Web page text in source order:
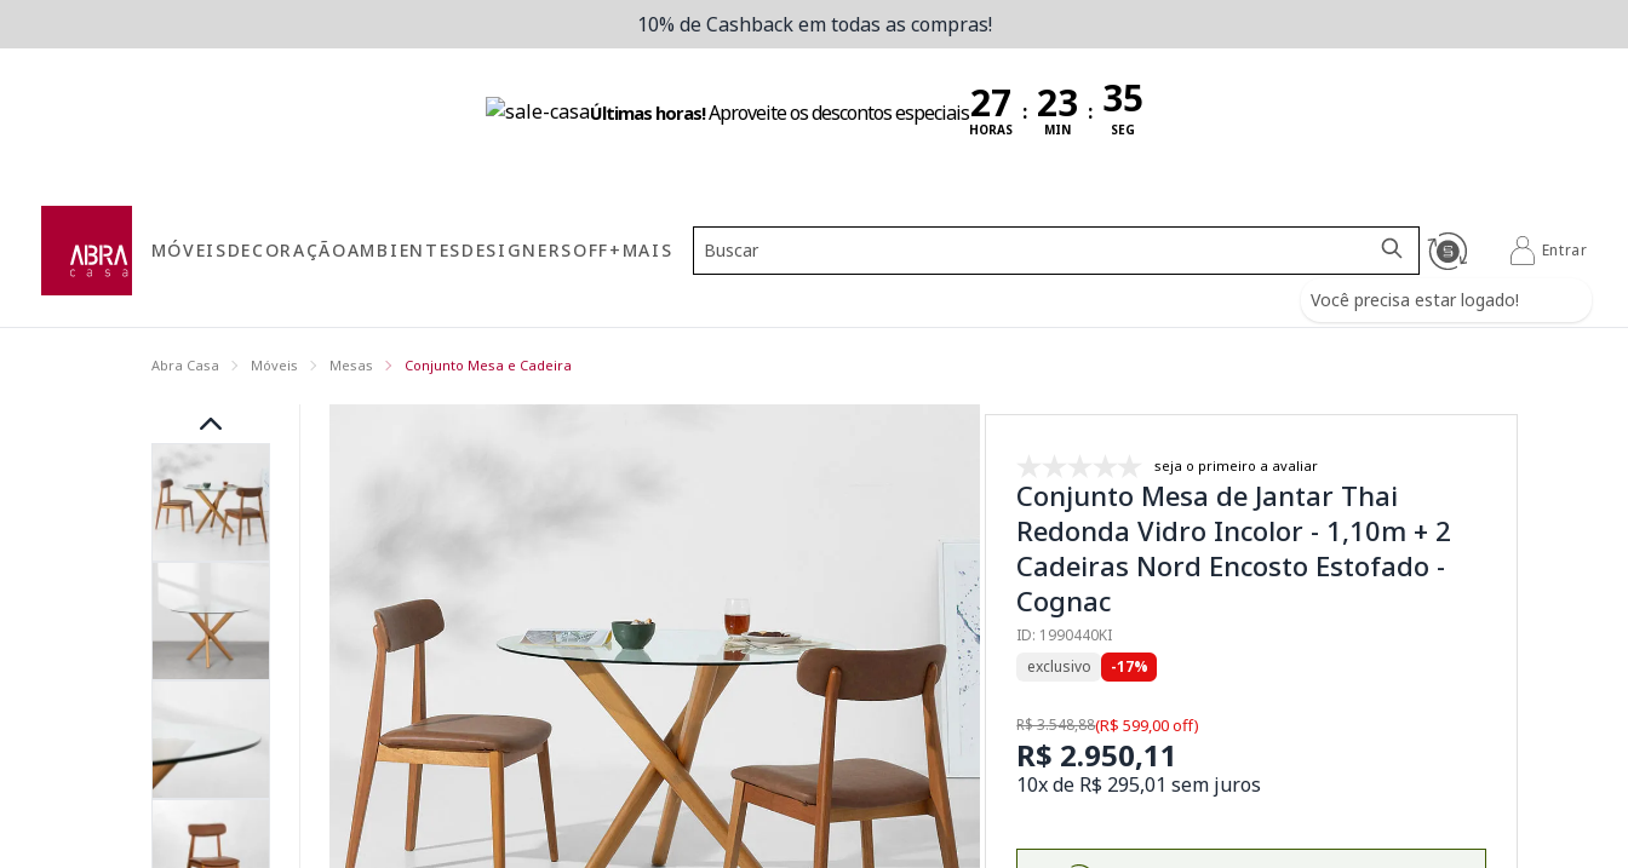
10% de Cashback em todas as compras!
Últimas horas!Aproveite os descontos especiais
HORAS
:
MIN
:
SEG
MÓVEISDECORAÇÃOAMBIENTESDESIGNERSOFF+MAIS
Você precisa estar logado!
Entrar
Abra Casa Móveis Mesas Conjunto Mesa e Cadeira
seja o primeiro a avaliar
Conjunto Mesa de Jantar Thai
Redonda Vidro Incolor - 1,10m + 2
Cadeiras Nord Encosto Estofado -
Cognac
ID: 1990440KI
exclusivo
-17%
R$ 3.548,88(R$ 599,00 off)
R$ 2.950,11
10x de R$ 295,01 sem juros